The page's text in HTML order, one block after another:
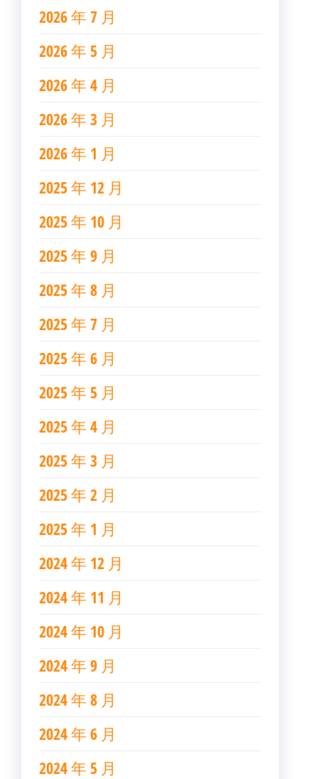
2026 年 7 月
2026 年 5 月
2026 年 4 月
2026 年 3 月
2026 年 1 月
2025 年 12 月
2025 年 10 月
2025 年 9 月
2025 年 8 月
2025 年 7 月
2025 年 6 月
2025 年 5 月
2025 年 4 月
2025 年 3 月
2025 年 2 月
2025 年 1 月
2024 年 12 月
2024 年 11 月
2024 年 10 月
2024 年 9 月
2024 年 8 月
2024 年 6 月
2024 年 5 月